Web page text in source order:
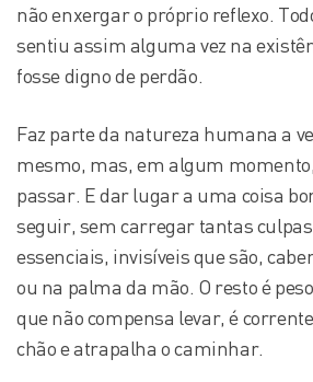
não enxergar o próprio reflexo.
sentiu assim alguma vez na
fosse digno de perdão.
Faz parte da natureza humana a
mesmo, mas, em algum
passar. E dar lugar a uma coisa
seguir, sem carregar tantas
essenciais, invisíveis que são,
ou na palma da mão. O resto é
que não compensa levar, é
chão e atrapalha o caminhar.